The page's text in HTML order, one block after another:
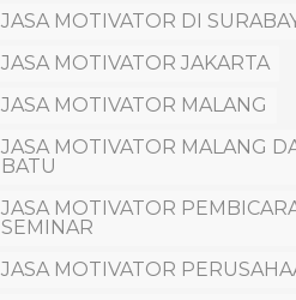
JASA MOTIVATOR DI
JASA MOTIVATOR JAKARTA
JASA MOTIVATOR MALANG
JASA MOTIVATOR MALANG
BATU
JASA MOTIVATOR
SEMINAR
JASA MOTIVATOR